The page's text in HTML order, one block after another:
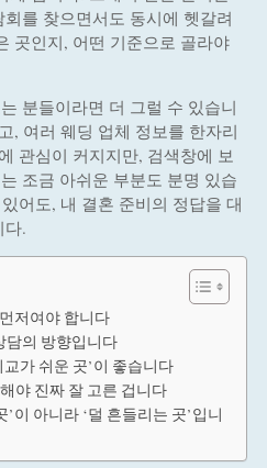
를 찾으면서도 동시에 헷갈려
곳인지, 어떤 기준으로 골라야
분들이라면 더 그럴 수 있습니
, 여러 웨딩 업체 정보를 한자리
관심이 커지지만, 검색창에 보
조금 아쉬운 부분도 분명 있습
어도, 내 결혼 준비의 정답을 대
다.
저여야 합니다
담의 방향입니다
교가 쉬운 곳’이 좋습니다
야 진짜 잘 고른 겁니다
이 아니라 ‘덜 흔들리는 곳’입니